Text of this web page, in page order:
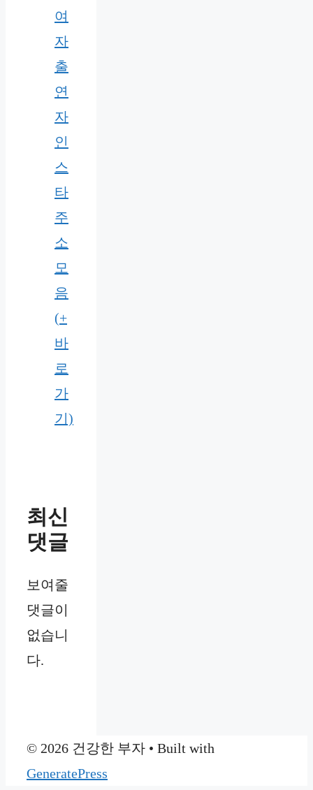
여
자
출
연
자
인
스
타
주
소
모
음
(+
바
로
가
기)
최신
댓글
보여줄
댓글이
없습니
다.
© 2026 건강한 부자 • Built with
GeneratePress